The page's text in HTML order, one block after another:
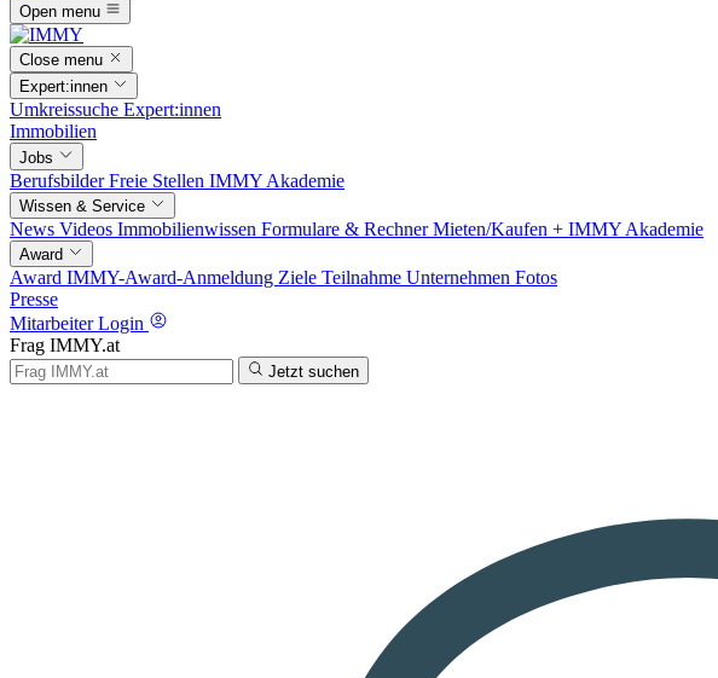
Open menu
Close menu
Expert:innen
Umkreissuche Expert:innen
Immobilien
Jobs
BerufsbilderFreie Stellen IMMY Akademie
Wissen & Service
News Videos Immobilienwissen Formulare & RechnerMieten/Kaufen + IMMY Akademie
Award
Award IMMY-Award-Anmeldung Ziele Teilnahme Unternehmen Fotos
Presse
Mitarbeiter Login
Frag IMMY.at
Jetzt suchen